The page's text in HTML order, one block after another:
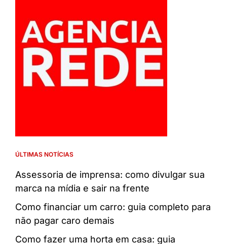
ÚLTIMAS NOTÍCIAS
Assessoria de imprensa: como divulgar sua
marca na mídia e sair na frente
Como financiar um carro: guia completo para
não pagar caro demais
Como fazer uma horta em casa: guia